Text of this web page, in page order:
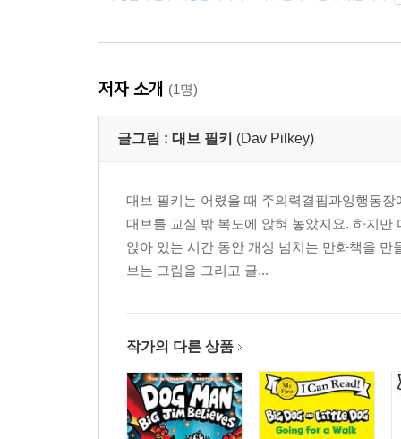
저자 소개 (1명)
글그림 : 대브 필키 (Dav Pilkey)
대브 필키는 어렸을 때 주의력결핍과잉행동
대브를 교실 밖 복도에 앉혀 놓았지요. 하지
앉아 있는 시간 동안 개성 넘치는 만화책을
브는 그림을 그리고 글...
작가의 다른 상품